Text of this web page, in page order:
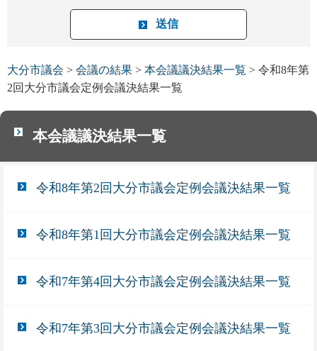
大分市議会 > 会議の結果 > 本会議議決結果一覧 > 令和8年第
2回大分市議会定例会議決結果一覧
本会議議決結果一覧
令和8年第2回大分市議会定例会議決結果一覧
令和8年第1回大分市議会定例会議決結果一覧
令和7年第4回大分市議会定例会議決結果一覧
令和7年第3回大分市議会定例会議決結果一覧